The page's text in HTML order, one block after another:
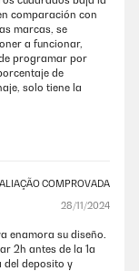
comparación con
marcas, se
a funcionar,
programar por
de
solo tiene la
COMPROVADA
28/11/2024
enamora su diseño.
2h antes de la 1a
del deposito y